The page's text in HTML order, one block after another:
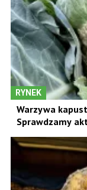
RYNEK
Warzywa
Sprawdzamy